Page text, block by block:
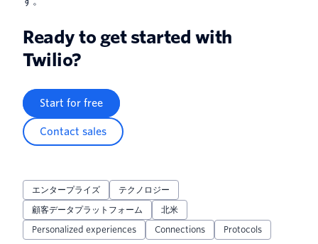
Ready to get started with
Twilio?
Start for free
Contact sales
エンタープライズ
テクノロジー
顧客データプラットフォーム
北米
Personalized experiences
Connections Protocols